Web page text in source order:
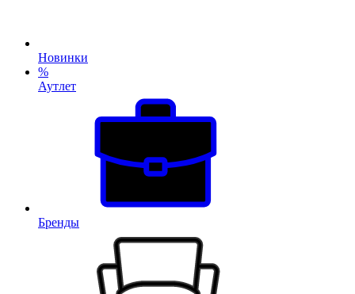
Новинки
%
Аутлет
Бренды